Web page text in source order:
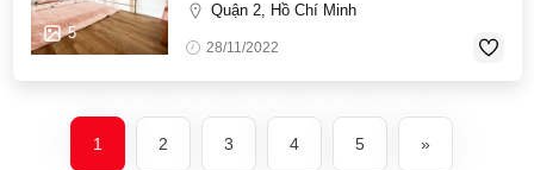
5
Quận 2, Hồ Chí Minh
28/11/2022
1 2 3 4 5 »